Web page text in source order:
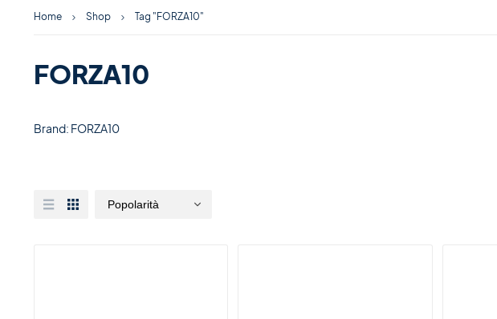
Home Shop Tag "FORZA10"
FORZA10
Brand: FORZA10